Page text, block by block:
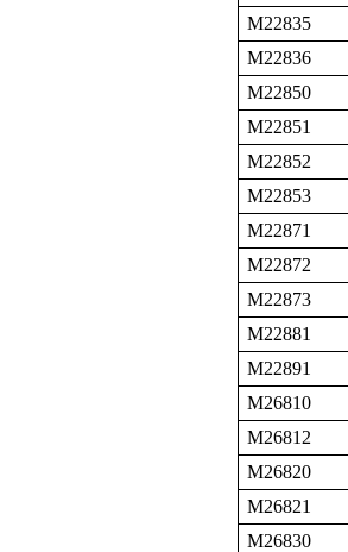
M22835
M22836
M22850
M22851
M22852
M22853
M22871
M22872
M22873
M22881
M22891
M26810
M26812
M26820
M26821
M26830